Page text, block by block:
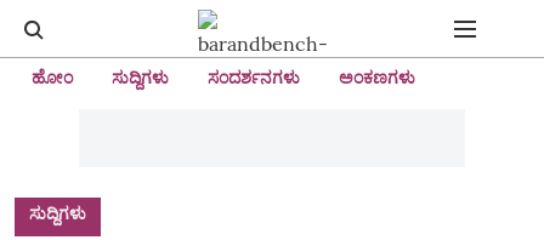
ಹೋಂ ಸುದ್ದಿಗಳು ಸಂದರ್ಶನಗಳು ಅಂಕಣಗಳು
ಸುದ್ದಿಗಳು